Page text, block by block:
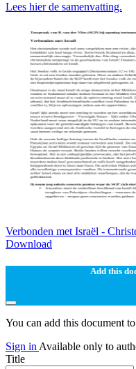
Lees hier de samenvatting.
Verbonden met Israël -
Download
Add this
You can add this document
Sign in Available only to
Title